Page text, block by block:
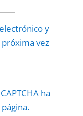
y
vez
ha